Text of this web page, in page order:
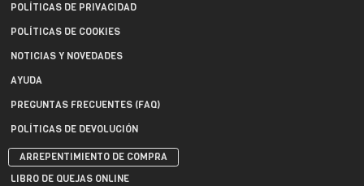
POLÍTICAS DE PRIVACIDAD
POLÍTICAS DE COOKIES
NOTICIAS Y NOVEDADES
AYUDA
PREGUNTAS FRECUENTES (FAQ)
POLÍTICAS DE DEVOLUCIÓN
ARREPENTIMIENTO DE COMPRA
LIBRO DE QUEJAS ONLINE